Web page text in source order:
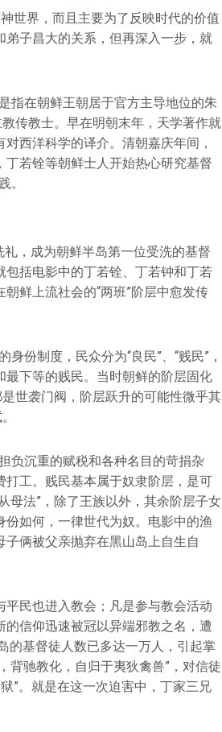
世界，而且主要为了反映时代的价值
子昌大的关系，但再深入一步，就
指在朝鲜王朝居于官方主导地位的朱
传教士。早在明朝末年，天学著作就
西洋科学的译介。清朝嘉庆年间，
若铨等朝鲜士人开始热心研究基督
。
，成为朝鲜半岛第一位受洗的基督
括电影中的丁若铨、丁若钟和丁若
鲜上流社会的“两班”阶层中愈发传
份制度，民众分为“良民”、“贱民”，
下等的贱民。当时朝鲜的阶层固化
世袭门阀，阶层跃升的可能性微乎其
负沉重的赋税和各种名目的苛捐杂
工。贱民基本属于奴隶阶层，是可
母法”，除了王族以外，其余阶层子女
如何，一律世代为奴。电影中的渔
俩被父亲抛弃在黑山岛上自生自
民也进入教会；凡是参与教会活动
信仰迅速被冠以异端邪教之名，遭
的基督徒人数已多达一万人，引起掌
背驰教化，自归于夷狄禽兽”，对信徒
”。就是在这一次迫害中，丁家三兄